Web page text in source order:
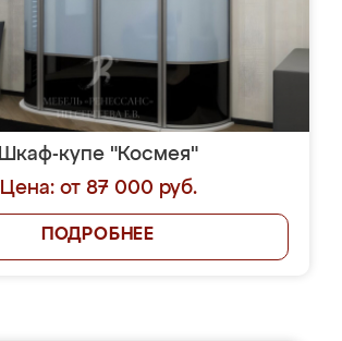
Шкаф-купе "Космея"
Цена: от 87 000 руб.
ПОДРОБНЕЕ